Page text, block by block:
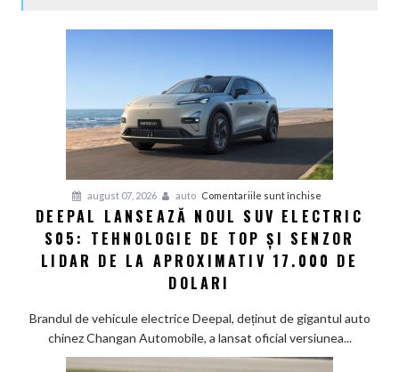
august 07, 2026 auto Comentariile sunt închise
Deepal
lansează
noul
DEEPAL LANSEAZĂ NOUL SUV ELECTRIC
S05: TEHNOLOGIE DE TOP ȘI SENZOR
LIDAR DE LA APROXIMATIV 17.000 DE
DOLARI
Brandul de vehicule electrice Deepal, deținut de gigantul auto
chinez Changan Automobile, a lansat oficial versiunea...